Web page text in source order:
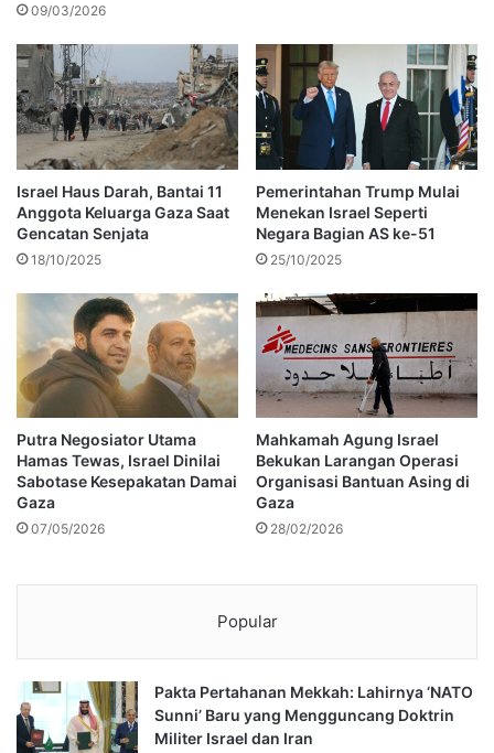
09/03/2026
Israel Haus Darah, Bantai 11
Anggota Keluarga Gaza Saat
Gencatan Senjata
18/10/2025
Pemerintahan Trump Mulai
Menekan Israel Seperti
Negara Bagian AS ke-51
25/10/2025
Putra Negosiator Utama
Hamas Tewas, Israel Dinilai
Sabotase Kesepakatan Damai
Gaza
07/05/2026
Mahkamah Agung Israel
Bekukan Larangan Operasi
Organisasi Bantuan Asing di
Gaza
28/02/2026
Popular
Pakta Pertahanan Mekkah: Lahirnya ‘NATO
Sunni’ Baru yang Mengguncang Doktrin
Militer Israel dan Iran